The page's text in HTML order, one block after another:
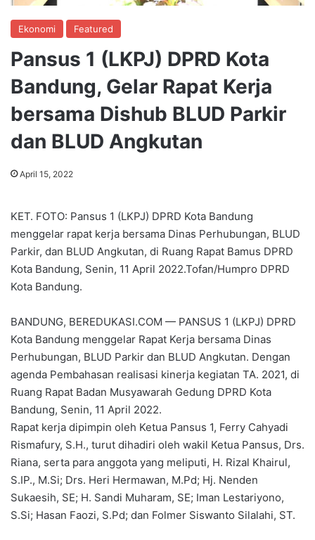
Ekonomi Featured
Pansus 1 (LKPJ) DPRD Kota
Bandung, Gelar Rapat Kerja
bersama Dishub BLUD Parkir
dan BLUD Angkutan
April 15, 2022
KET. FOTO: Pansus 1 (LKPJ) DPRD Kota Bandung
menggelar rapat kerja bersama Dinas Perhubungan, BLUD
Parkir, dan BLUD Angkutan, di Ruang Rapat Bamus DPRD
Kota Bandung, Senin, 11 April 2022.Tofan/Humpro DPRD
Kota Bandung.
BANDUNG, BEREDUKASI.COM — PANSUS 1 (LKPJ) DPRD
Kota Bandung menggelar Rapat Kerja bersama Dinas
Perhubungan, BLUD Parkir dan BLUD Angkutan. Dengan
agenda Pembahasan realisasi kinerja kegiatan TA. 2021, di
Ruang Rapat Badan Musyawarah Gedung DPRD Kota
Bandung, Senin, 11 April 2022.
Rapat kerja dipimpin oleh Ketua Pansus 1, Ferry Cahyadi
Rismafury, S.H., turut dihadiri oleh wakil Ketua Pansus, Drs.
Riana, serta para anggota yang meliputi, H. Rizal Khairul,
S.IP., M.Si; Drs. Heri Hermawan, M.Pd; Hj. Nenden
Sukaesih, SE; H. Sandi Muharam, SE; Iman Lestariyono,
S.Si; Hasan Faozi, S.Pd; dan Folmer Siswanto Silalahi, ST.